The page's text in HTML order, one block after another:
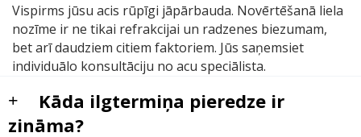
Vispirms jūsu acis rūpīgi jāpārbauda. Novērtēšanā liela
nozīme ir ne tikai refrakcijai un radzenes biezumam,
bet arī daudziem citiem faktoriem. Jūs saņemsiet
individuālo konsultāciju no acu speciālista.
Kāda ilgtermiņa pieredze ir
zināma?